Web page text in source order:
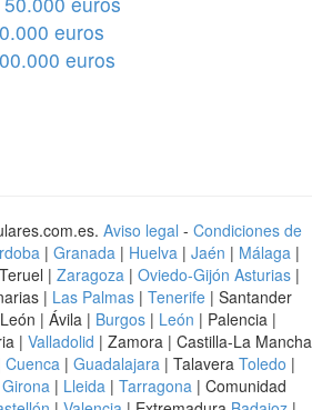
euros
euros
Aviso legal - Condiciones de
| Granada| Huelva| Jaén | Málaga|
| Zaragoza | Oviedo-Gijón Asturias |
| Las Palmas| Tenerife| Santander
| Ávila | Burgos | León | Palencia |
| Valladolid | Zamora | Castilla-La Mancha
Cuenca | Guadalajara | Talavera Toledo |
Girona| Lleida | Tarragona| Comunidad